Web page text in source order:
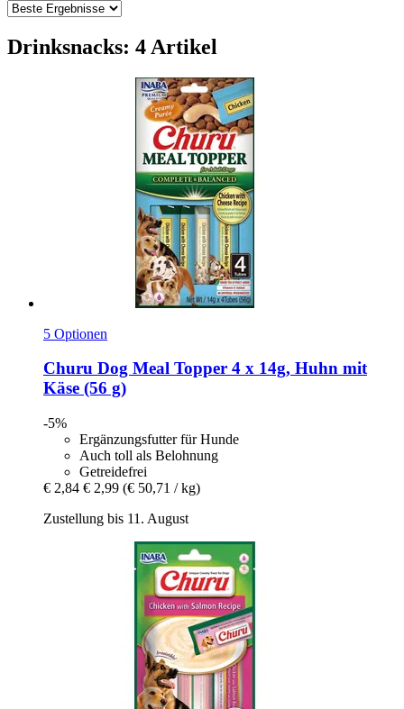
Drinksnacks: 4 Artikel
5 Optionen
Churu Dog Meal Topper 4 x 14g, Huhn mit
Käse (56 g)
-5%
Ergänzungsfutter für Hunde
Auch toll als Belohnung
Getreidefrei
€ 2,84 € 2,99 (€ 50,71 / kg)
Zustellung bis 11. August